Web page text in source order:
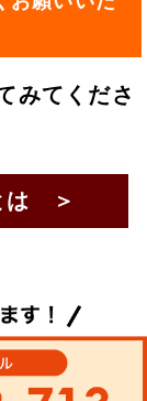
みてくださ
は ＞